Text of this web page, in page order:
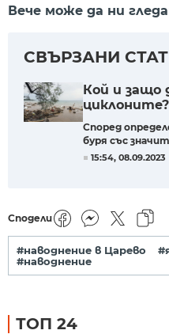
Вече може да ни
СВЪРЗАНИ
Кой и защо
циклоните?
Според
буря със
15:54, 08.09.2023
Сподели
#наводнение в Царево
#наводнение
ТОП 24